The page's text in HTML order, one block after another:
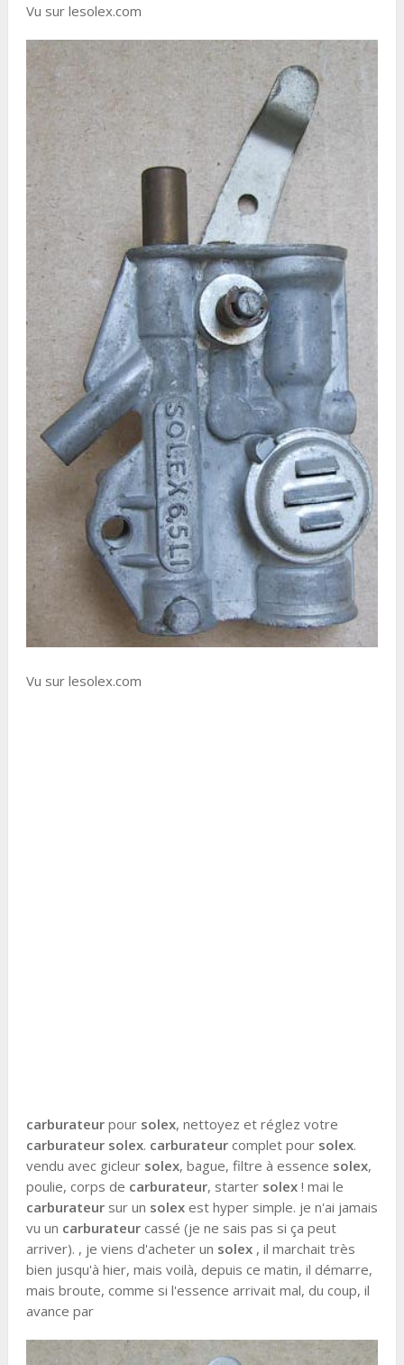
Vu sur lesolex.com
Vu sur lesolex.com
carburateurpour solex, nettoyez et réglez votre
carburateur solex. carburateurcomplet pour solex.
vendu avec gicleur solex, bague, filtre à essence solex,
poulie, corps de carburateur, starter solex! mai le
carburateursur un solexest hyper simple. je n'ai jamais
vu un carburateurcassé (je ne sais pas si ça peut
arriver). , je viens d'acheter un solex, il marchait très
bien jusqu'à hier, mais voilà, depuis ce matin, il démarre,
mais broute, comme si l'essence arrivait mal, du coup, il
avance par